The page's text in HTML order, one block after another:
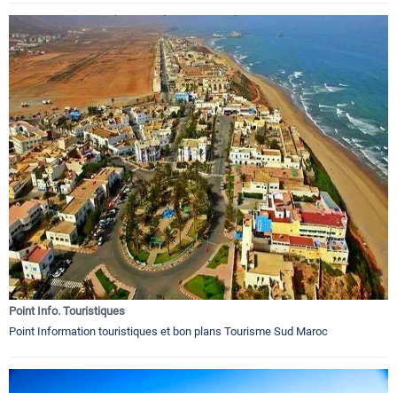
Point Info. Touristiques
Point Information touristiques et bon plans Tourisme Sud Maroc